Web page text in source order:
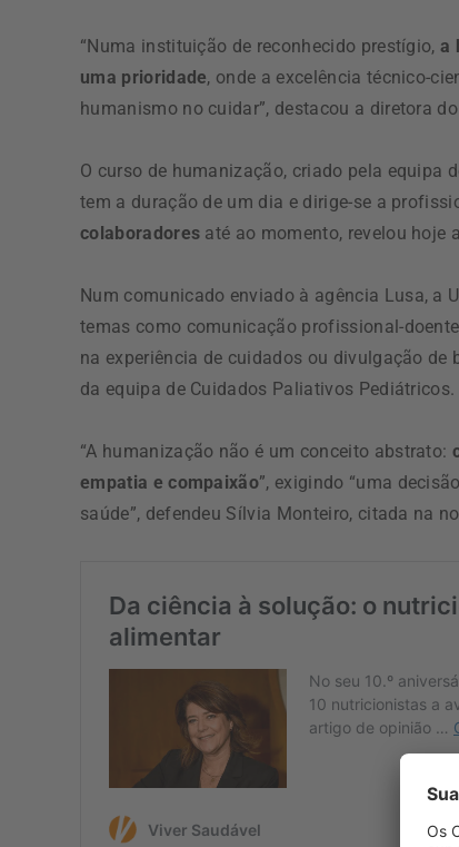
“Numa instituição de reconhecido prestígio,a
uma prioridade, onde a excelência técnico-
humanismo no cuidar”, destacou a diretora
O curso de humanização, criado pela equipa
tem a duração de um dia e dirige-se a
colaboradores até ao momento, revelou hoje
Num comunicado enviado à agência Lusa, a
temas como comunicação profissional-
na experiência de cuidados ou divulgação
da equipa de Cuidados Paliativos Pediátricos.
“A humanização não é um conceito abstrato:
empatia e compaixão”, exigindo “uma
saúde”, defendeu Sílvia Monteiro, citada na